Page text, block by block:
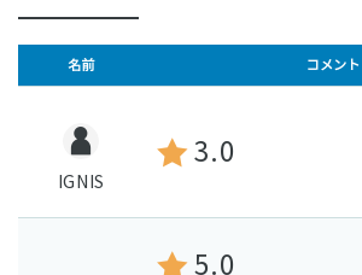
名前 コメント
IGNIS
3.0
5.0